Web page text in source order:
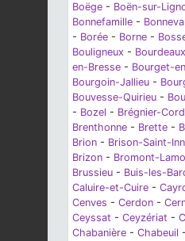
Boëge - Boën-sur-
Bonnefamille -
- Borée - Borne -
Bouligneux - Bourdeaux
en-Bresse - Bourget-
Bourgoin-Jallieu -
Bouvesse-Quirieu -
- Bozel - Brégnier-
Brenthonne - Brette -
Brion - Brison-Saint-
Brizon - Bromont-
Brussieu - Buis-les-
Caluire-et-Cuire -
Cenves - Cerdon -
Ceyssat - Ceyzériat -
Chabanière - Chabeuil -